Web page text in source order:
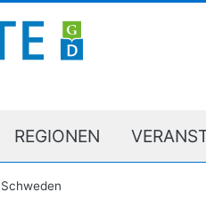
REGIONEN
Schweden